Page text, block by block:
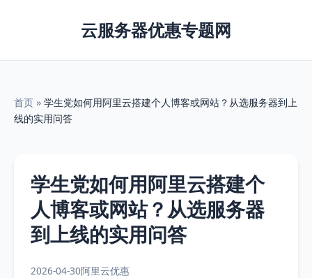
云服务器优惠专题网
首页 » 学生党如何用阿里云搭建个人博客或网站？从选服务器到上
线的实用问答
学生党如何用阿里云搭建个
人博客或网站？从选服务器
到上线的实用问答
2026-04-30阿里云优惠